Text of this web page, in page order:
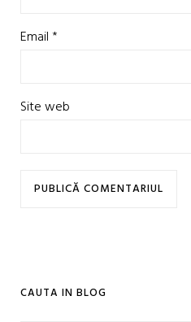
Email*
Site web
CAUTA IN BLOG